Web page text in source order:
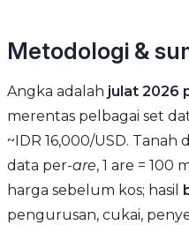
Metodologi &
Angka adalah julat 2026
merentas pelbagai set
~IDR 16,000/USD. Tanah
data per-are, 1 are = 100
harga sebelum kos; hasil
pengurusan, cukai,